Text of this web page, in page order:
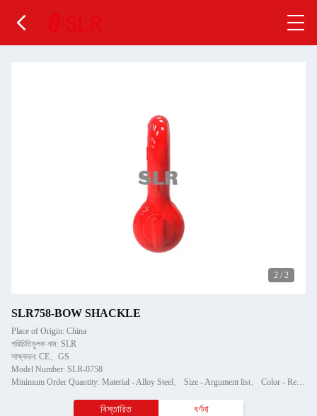
2 / 2
SLR758-BOW SHACKLE
Place of Origin: China
পরিচিতিমুলক নাম: SLR
সাক্ষ্যদান: CE、GS
Model Number: SLR-0758
Minimum Order Quantity: Material - Alloy Steel、 Size - Argument list、 Color - Red or OEM、 Surface finish - Powder Plastified、 Application - Heavy Industry,Water Treatment,Food & Bevel、 Production Method - BM、ODM、OEM
বিস্তারিত বর্ণনা